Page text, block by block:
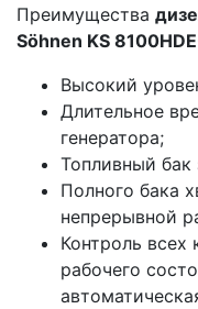
Преимущества
Söhnen KS
Высокий
Длительное
генератора;
Топливный бак
Полного бака
непрерывной
Контроль всех
рабочего